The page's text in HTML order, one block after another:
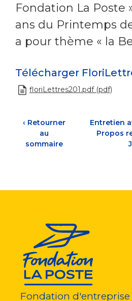
Fondation La Poste
ans du Printemps
a pour thème « la
Télécharger
floriLettres201.pdf (pdf)
‹ Retourner
au
sommaire
Entretien
Propos
Fondation d'entreprise